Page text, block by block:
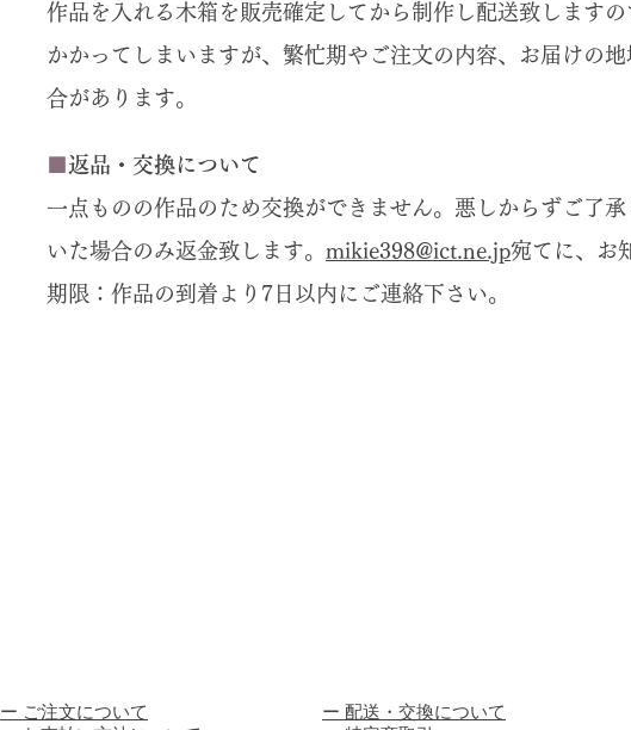
作品を入れる木箱を販売確定してから制作し配送致します
かかってしまいますが、繁忙期やご注文の内容、お届けの
合があります。
■返品・交換について
一点ものの作品のため交換ができません。悪しからずご了
いた場合のみ返金致します。 mikie398@ict.ne.jp宛てに、お
期限：作品の到着より7日以内にご連絡下さい。
ー ​ご注文について
​ー ​配送・交換について